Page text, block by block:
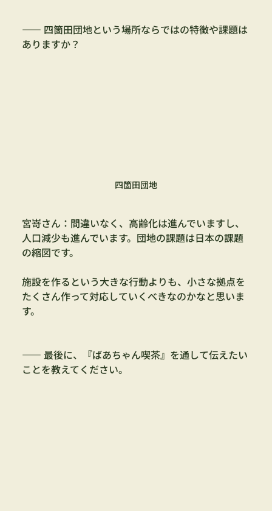
—— 四箇田団地という場所ならではの特徴や課題は
ありますか？
四箇田団地
宮嵜さん：間違いなく、高齢化は進んでいますし、
人口減少も進んでいます。 団地の課題は日本の課題
の縮図です。
施設を作るという大きな行動よりも、小さな拠点を
たくさん作って対応していくべきなのかなと思いま
す。
—— 最後に、『ばあちゃん喫茶』を通して伝えたい
ことを教えてください。